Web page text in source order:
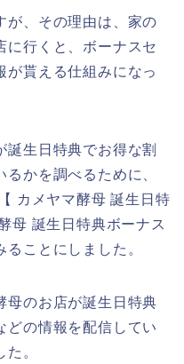
が、その理由は、家の
に行くと、ボーナスセ
が貰える仕組みになっ
誕生日特典でお得な割
かを調べるために、
カメヤマ酵母 誕生日特
母 誕生日特典ボーナス
ことにしました。
母のお店が誕生日特典
どの情報を配信してい
。